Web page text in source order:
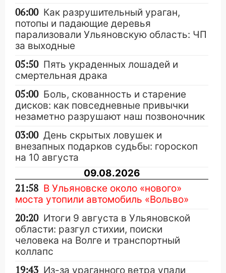
06:00 Как разрушительный ураган,
потопы и падающие деревья
парализовали Ульяновскую область: ЧП
за выходные
05:50 Пять украденных лошадей и
смертельная драка
05:00 Боль, скованность и старение
дисков: как повседневные привычки
незаметно разрушают наш позвоночник
03:00 День скрытых ловушек и
внезапных подарков судьбы: гороскоп
на 10 августа
09.08.2026
21:58 В Ульяновске около «нового»
моста утопили автомобиль «Вольво»
20:20 Итоги 9 августа в Ульяновской
области: разгул стихии, поиски
человека на Волге и транспортный
коллапс
19:43 Из-за ураганного ветра упали